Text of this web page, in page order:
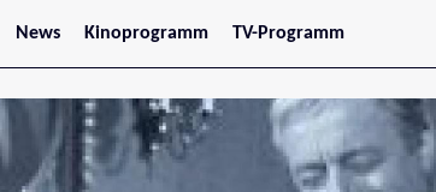
News
Stars
Kinoprogramm
Jetzt im Kino
Wien
Niederösterreich
Oberösterreich
TV-Programm